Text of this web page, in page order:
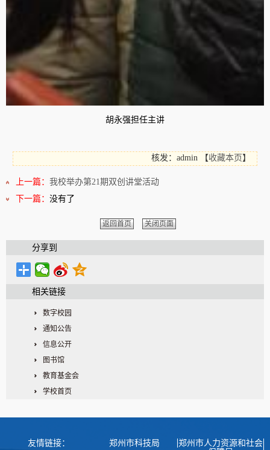
胡永强担任主讲
核发：admin 【收藏本页 】
上一篇： 我校举办第21期双创讲堂活动
下一篇： 没有了
返回首页 关闭页面
分享到
相关链接
数字校园
通知公告
信息公开
图书馆
教育基金会
学校首页
友情链接： 郑州市科技局
郑州市人力资源和社会